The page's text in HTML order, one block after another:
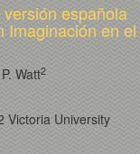
española
Imaginación en el
Watt2
Victoria University